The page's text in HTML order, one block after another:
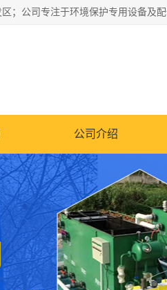
公司介绍